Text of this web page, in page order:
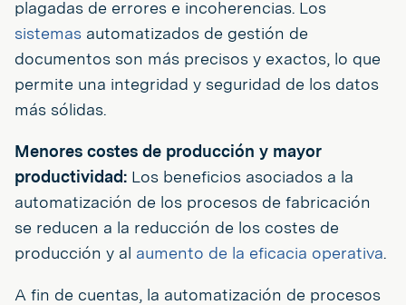
plagadas de errores e incoherencias. Los
sistemas automatizados de gestión de
documentos son más precisos y exactos, lo que
permite una integridad y seguridad de los datos
más sólidas.
Menores costes de producción y mayor
productividad: Los beneficios asociados a la
automatización de los procesos de fabricación
se reducen a la reducción de los costes de
producción y al aumento de la eficacia operativa.
A fin de cuentas, la automatización de procesos